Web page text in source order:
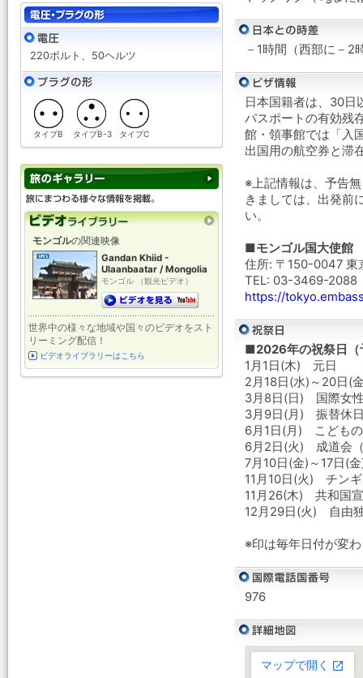
－1時間（西部に－2
日本国籍者は、30日
パスポートの有効残
館・領事館では「入
出国用の航空券と滞
※上記情報は、予告
きましては、出発前
い。
■モンゴル国大使館
住所: 〒150-0047 東
TEL: 03-3469-2088
https://
■2026年の祝祭日（
1月1日(木) 元日
2月18日(水)～20日(
3月8日(日) 国際女
3月9日(月) 振替休
6月1日(月) こども
6月2日(火) 成道会
7月10日(金)～17日(
11月10日(火) チン
11月26(木) 共和国
12月29日(火) 自由
※印は毎年日付が変
976
220ボルト、50ヘルツ
タイプB タイプB-3 タイプC
モンゴルの関連映像
Gandan Khiid -
Ulaanbaatar / Mongolia
モンゴル （観光ビデオ）
世界中の様々な地域や国々のビデオをスト
リーミング配信！
ビデオライブラリーはこちら